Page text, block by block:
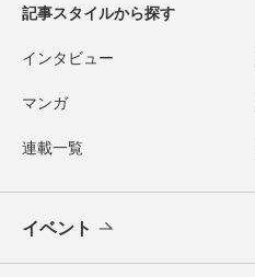
記事スタイルから探す
インタビュー
マンガ
連載一覧
イベント